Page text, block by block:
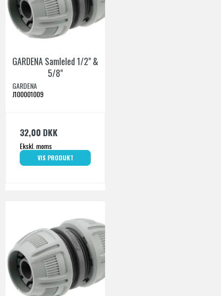
GARDENA Samleled 1/2" &
5/8"
GARDENA
J100001009
32,00 DKK
Ekskl. moms
VIS PRODUKT